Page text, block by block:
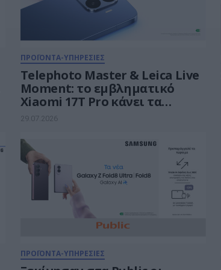
ΠΡΟΪΟΝΤΑ-ΥΠΗΡΕΣΙΕΣ
Telephoto Master & Leica Live
Moment: το εμβληματικό
Xiaomi 17Τ Pro κάνει τα
καλοκαιρινά stories μας να
29.07.2026
ΠΡΟΪΟΝΤΑ-ΥΠΗΡΕΣΙΕΣ